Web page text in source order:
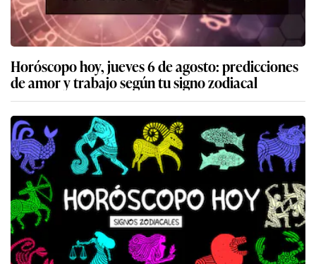
Horóscopo hoy, jueves 6 de agosto: predicciones
de amor y trabajo según tu signo zodiacal